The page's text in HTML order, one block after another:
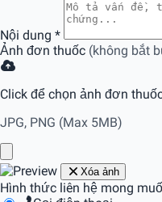
Nội dung *
Ảnh đơn thuốc (không bắt
Click để chọn ảnh đơn
JPG, PNG (Max 5MB)
Xóa ảnh
Hình thức liên hệ mong